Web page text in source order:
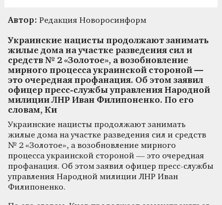
Автор: Редакция Новоросинформ
Украинские нацисты продолжают занимать
жилые дома на участке разведения сил и
средств № 2 «Золотое», а возобновление
мирного процесса украинской стороной —
это очередная профанация. Об этом заявил
офицер пресс-службы управления Народной
милиции ЛНР Иван Филипоненко. По его
словам, Ки
Украинские нацисты продолжают занимать
жилые дома на участке разведения сил и средств
№ 2 «Золотое», а возобновление мирного
процесса украинской стороной — это очередная
профанация. Об этом заявил офицер пресс-службы
управления Народной милиции ЛНР Иван
Филипоненко.